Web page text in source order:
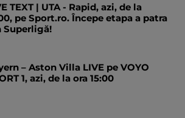
TEXT | UTA - Rapid, azi, de la
pe Sport.ro. Începe etapa a patra
Superligă!
– Aston Villa LIVE pe VOYO
1, azi, de la ora 15:00